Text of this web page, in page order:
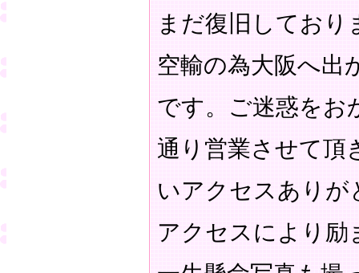
まだ復旧してお
空輸の為大阪へ
です。ご迷惑をお
通り営業させて頂
いアクセスありが
アクセスにより励